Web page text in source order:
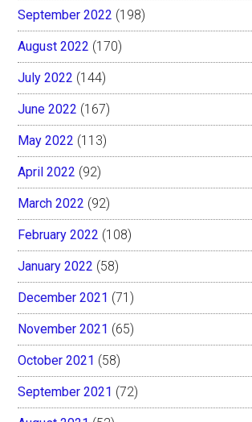
September 2022 (198)
August 2022 (170)
July 2022 (144)
June 2022 (167)
May 2022 (113)
April 2022 (92)
March 2022 (92)
February 2022 (108)
January 2022 (58)
December 2021 (71)
November 2021 (65)
October 2021 (58)
September 2021 (72)